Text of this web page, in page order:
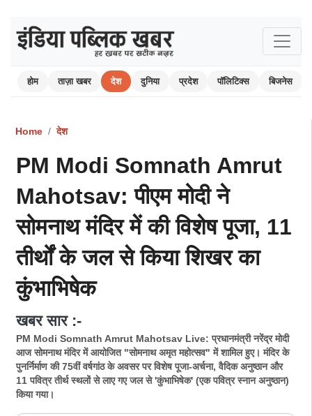
होम ताज़ा खबर देश दुनिया प्रदेश पॉलिटिक्स बिजनेस
Home देश
PM Modi Somnath Amrut
Mahotsav: पीएम मोदी ने
सोमनाथ मंदिर में की विशेष पूजा, 11
तीर्थों के जल से किया शिखर का
कुंभाभिषेक
खबर सार :-
PM Modi Somnath Amrut Mahotsav Live: प्रधानमंत्री नरेंद्र मोदी
आज सोमनाथ मंदिर में आयोजित "सोमनाथ अमृत महोत्सव" में शामिल हुए। मंदिर के
पुनर्निर्माण की 75वीं वर्षगांठ के अवसर पर विशेष पूजा-अर्चना, वैदिक अनुष्ठान और
11 पवित्र तीर्थ स्थलों से लाए गए जल से 'कुंभाभिषेक' (एक पवित्र स्नान अनुष्ठान)
किया गया।